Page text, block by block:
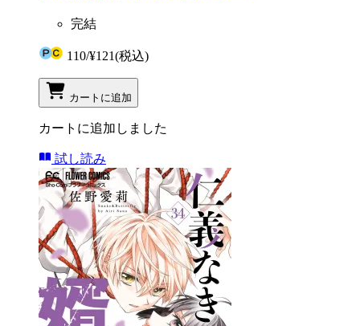
完結
110/¥121(税込)
カートに追加
カートに追加しました
試し読み